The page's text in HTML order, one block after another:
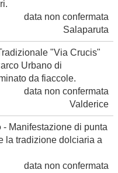
data non confermata
Salaparuta
"Via Crucis"
Urbano di
da fiaccole.
data non confermata
Valderice
- Manifestazione di punta
la tradizione dolciaria a
data non confermata